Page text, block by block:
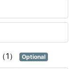
1） Optional